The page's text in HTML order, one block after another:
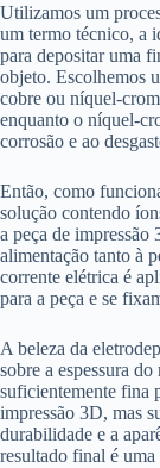
Utilizamos um
um termo técnico, a
para depositar uma
objeto. Escolhemos
cobre ou níquel-
enquanto o níquel-
corrosão e ao
Então, como
solução contendo
a peça de impressão
alimentação tanto à
corrente elétrica é
para a peça e se
A beleza da
sobre a espessura
suficientemente fina
impressão 3D, mas
durabilidade e a
resultado final é uma